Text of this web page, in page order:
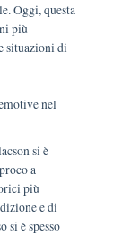
Oggi, questa
più
situazioni di
nel
si è
a
più
e di
si è spesso